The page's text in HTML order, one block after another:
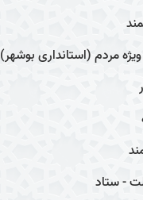
مردم (استانداری بوشهر)
- ستاد